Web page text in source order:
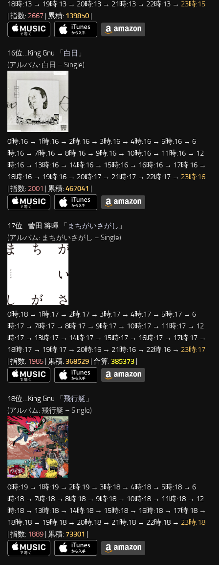
18時:13 → 19時:13 → 20時:13 → 21時:13 → 22時:13 → 23時:15
| 指数: 2667 | 累積: 139850 |
16位…King Gnu 「白日 」
(アルバム: 白日 – Single)
0時:16 → 1時:16 → 2時:16 → 3時:16 → 4時:16 → 5時:16 → 6
時:16 → 7時:16 → 8時:16 → 9時:16 → 10時:16 → 11時:16 → 12
時:16 → 13時:16 → 14時:16 → 15時:16 → 16時:16 → 17時:16 →
18時:16 → 19時:16 → 20時:17 → 21時:17 → 22時:17 → 23時:16
| 指数: 2001 | 累積: 467041 |
17位…菅田 将暉 「 まちがいさがし 」
(アルバム: まちがいさがし – Single)
0時:18 → 1時:17 → 2時:17 → 3時:17 → 4時:17 → 5時:17 → 6
時:17 → 7時:17 → 8時:17 → 9時:17 → 10時:17 → 11時:17 → 12
時:17 → 13時:17 → 14時:17 → 15時:17 → 16時:17 → 17時:17 →
18時:17 → 19時:17 → 20時:16 → 21時:16 → 22時:16 → 23時:17
| 指数: 1985 | 累積: 368529 | 合算: 385373 |
18位…King Gnu 「 飛行艇 」
(アルバム: 飛行艇 – Single)
0時:19 → 1時:19 → 2時:19 → 3時:18 → 4時:18 → 5時:18 → 6
時:18 → 7時:18 → 8時:18 → 9時:18 → 10時:18 → 11時:18 → 12
時:18 → 13時:18 → 14時:18 → 15時:18 → 16時:18 → 17時:18 →
18時:18 → 19時:18 → 20時:18 → 21時:18 → 22時:18 → 23時:18
| 指数: 1889 | 累積: 73301